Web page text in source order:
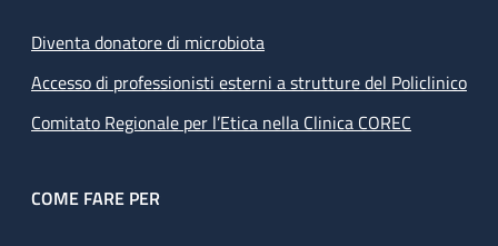
Diventa donatore di microbiota
Accesso di professionisti esterni a strutture del Policlinico
Comitato Regionale per l’Etica nella Clinica COREC
COME FARE PER